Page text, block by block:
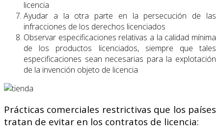
licencia
Ayudar a la otra parte en la persecución de las
infracciones de los derechos licenciados
Observar especificaciones relativas a la calidad mínima
de los productos licenciados, siempre que tales
especificaciones sean necesarias para la explotación
de la invención objeto de licencia
Prácticas comerciales restrictivas que los países
tratan de evitar en los contratos de licencia: